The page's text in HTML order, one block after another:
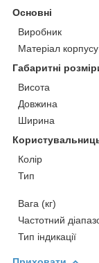
Основні
Виробник
Матеріал корпусу
Габаритні
Висота
Довжина
Ширина
Колір
Тип
Вага (кг)
Частотний
Тип індикації